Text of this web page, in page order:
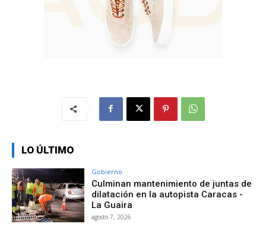
LO ÚLTIMO
Gobierno
Culminan mantenimiento de juntas de
dilatación en la autopista Caracas -
La Guaira
agosto 7, 2026